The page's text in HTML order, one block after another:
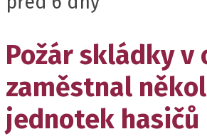
Požár skládky v
zaměstnal
jednotek hasičů